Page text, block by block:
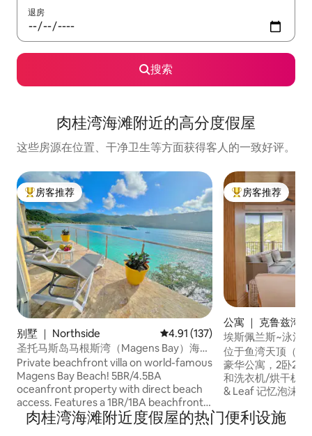
退房
搜索
肉桂湾海滩附近的高分度假屋
这些房源在位置、干净卫生等方面获得客人的一致好评。
热门「房客推荐」
房客推荐
别墅 ｜ Northside 平均评分 4.91 分（满分 5 分），
4.91 (137)
圣托马斯岛马根斯湾（Magens Bay）海滨
风帆鱼别墅（Sailfish Villa）！
Private beachfront villa on world-famous
Magens Bay Beach! 5BR/4.5BA
oceanfront property with direct beach
access. Features a 1BR/1BA beachfront
cottage that sleeps up to 4 guests. Enjoy
swimming with sea turtles, snorkeling,
热门「房客推荐」
房客推荐
公寓 ｜ 克鲁兹湾
埃斯佩兰斯~泳池
位于鱼湾天顶（
豪华公寓，2卧2
和洗衣机/烘干机
& Leaf 记忆泡沫床垫。 主卧配备
张标准双人床，走
肉桂湾海滩附近度假屋的热门便利设施